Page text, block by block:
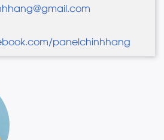
panelchinhhang